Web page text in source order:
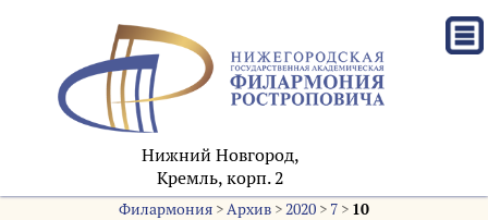
Нижний Новгород,
Кремль, корп. 2
Филармония>Архив>2020> 7> 10